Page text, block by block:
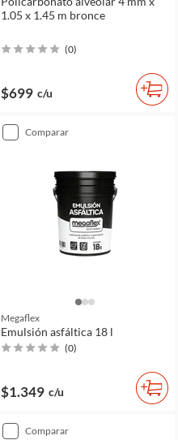
1.05 x 1.45 m bronce
(0)
$699 c/u
comparar
Megaflex
Emulsión asfáltica 18 l
(0)
$1.349 c/u
comparar